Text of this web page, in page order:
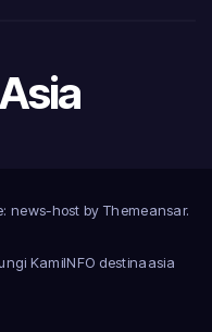
news-host by Themeansar.
KamiINFO destinaasia